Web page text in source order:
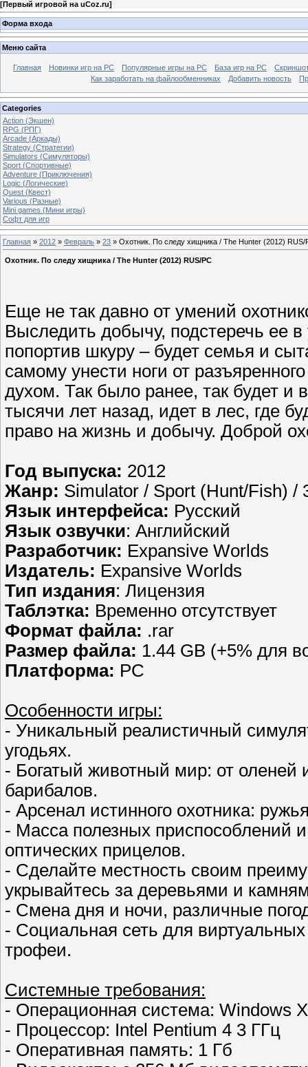
[Первый игровой на uCoz.ru]
Форма входа
Меню сайта
Главная Новинки игр на PC Популярные игры на PC База игр на РС
Как заработать на файлообменниках
Добавить новость
Categories
Action (Экшен)
RPG (РПГ)
Arcade (Аркады)
Strategy (Стратегии)
Simulators (Симуляторы)
Sport (Спортивные)
Adventure (Приключения)
Logic (Логические)
Quest (Квест)
Various (Разные)
Mini games (Мини игры)
Софт для игр
Главная » 2012 » Февраль » 23 » Охотник. По следу хищника / The Hunter (2012) RUS/
Охотник. По следу хищника / The Hunter (2012) RUS/PC
Еще не так давно от умений
Выследить добычу, подстеречь ее
попортив шкуру – будет семья и
самому унести ноги от
духом. Так было ранее, так будет и
тысячи лет назад, идет в лес, где
право на жизнь и добычу. Доброй
Год выпуска: 2012
Жанр: Simulator / Sport (Hunt/Fish) /
Язык интерфейса: Русский
Язык озвучки: Английский
Разработчик: Expansive Worlds
Издатель: Expansive Worlds
Тип издания: Лицензия
Таблэтка: Временно отсутствует
Формат файла: .rar
Размер файла: 1.44 GB (+5% для
Платформа: PC
Особенности игры:
- Уникальный реалистичный
угодьях.
- Богатый животный мир: от оленей
барибалов.
- Арсенал истинного охотника:
- Масса полезных приспособлений
оптических прицелов.
- Сделайте местность своим
укрывайтесь за деревьями и
- Смена дня и ночи, различные
- Социальная сеть для
трофеи.
Системные требования:
- Операционная система: Windows
- Процессор: Intel Pentium 4 3 ГГц
- Оперативная память: 1 Гб